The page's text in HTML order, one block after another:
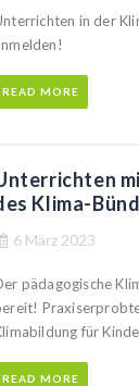
in der
READ MORE
Klima-
6 März 2023
pädagogische
für
READ MORE